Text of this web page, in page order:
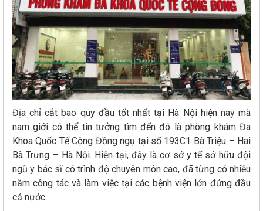
Địa chỉ cắt bao quy đầu tốt nhất tại Hà Nội hiện nay mà
nam giới có thể tin tưởng tìm đến đó là phòng khám Đa
Khoa Quốc Tế Cộng Đồng ngụ tại số 193C1 Bà Triệu – Hai
Bà Trưng – Hà Nội. Hiện tại, đây là cơ sở y tế sở hữu đội
ngũ y bác sĩ có trình độ chuyên môn cao, đã từng có nhiều
năm công tác và làm việc tại các bệnh viện lớn đứng đầu
cả nước.